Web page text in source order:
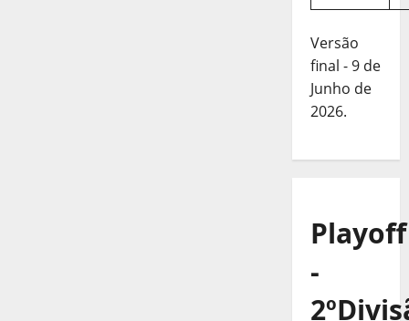
Versão
final - 9 de
Junho de
2026.
Playoff
-